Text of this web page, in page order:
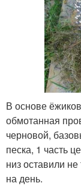
В основе
обмотанная
черновой,
песка, 1 часть
низ оставили
на день.